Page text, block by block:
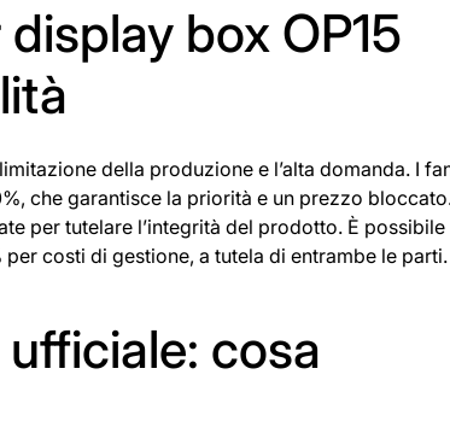
box OP15
della produzione e l’alta domanda. I
che garantisce la priorità e un prezzo
per tutelare l’integrità del prodotto. È possibile
costi di gestione, a tutela di entrambe le parti.
cosa